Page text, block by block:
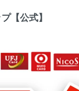
【公式】